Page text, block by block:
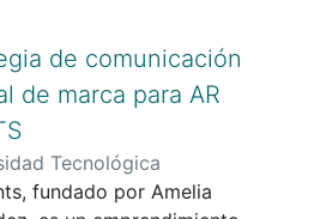
de 25 años de trayectoria en
del marketing y la publicidad.
se especializa en la
de estrategias, publicidad y
digital para redes sociales,
soluciones innovadoras a
marcas en distintos sectores
de comunicación
de marca para AR
Tecnológica
UNITEC,2024-04-01
fundado por Amelia